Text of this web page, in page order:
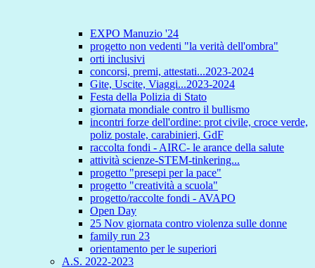
EXPO Manuzio '24
progetto non vedenti "la verità dell'ombra"
orti inclusivi
concorsi, premi, attestati...2023-2024
Gite, Uscite, Viaggi...2023-2024
Festa della Polizia di Stato
giornata mondiale contro il bullismo
incontri forze dell'ordine: prot civile, croce verde,
poliz postale, carabinieri, GdF
raccolta fondi - AIRC- le arance della salute
attività scienze-STEM-tinkering...
progetto "presepi per la pace"
progetto "creatività a scuola"
progetto/raccolte fondi - AVAPO
Open Day
25 Nov giornata contro violenza sulle donne
family run 23
orientamento per le superiori
A.S. 2022-2023